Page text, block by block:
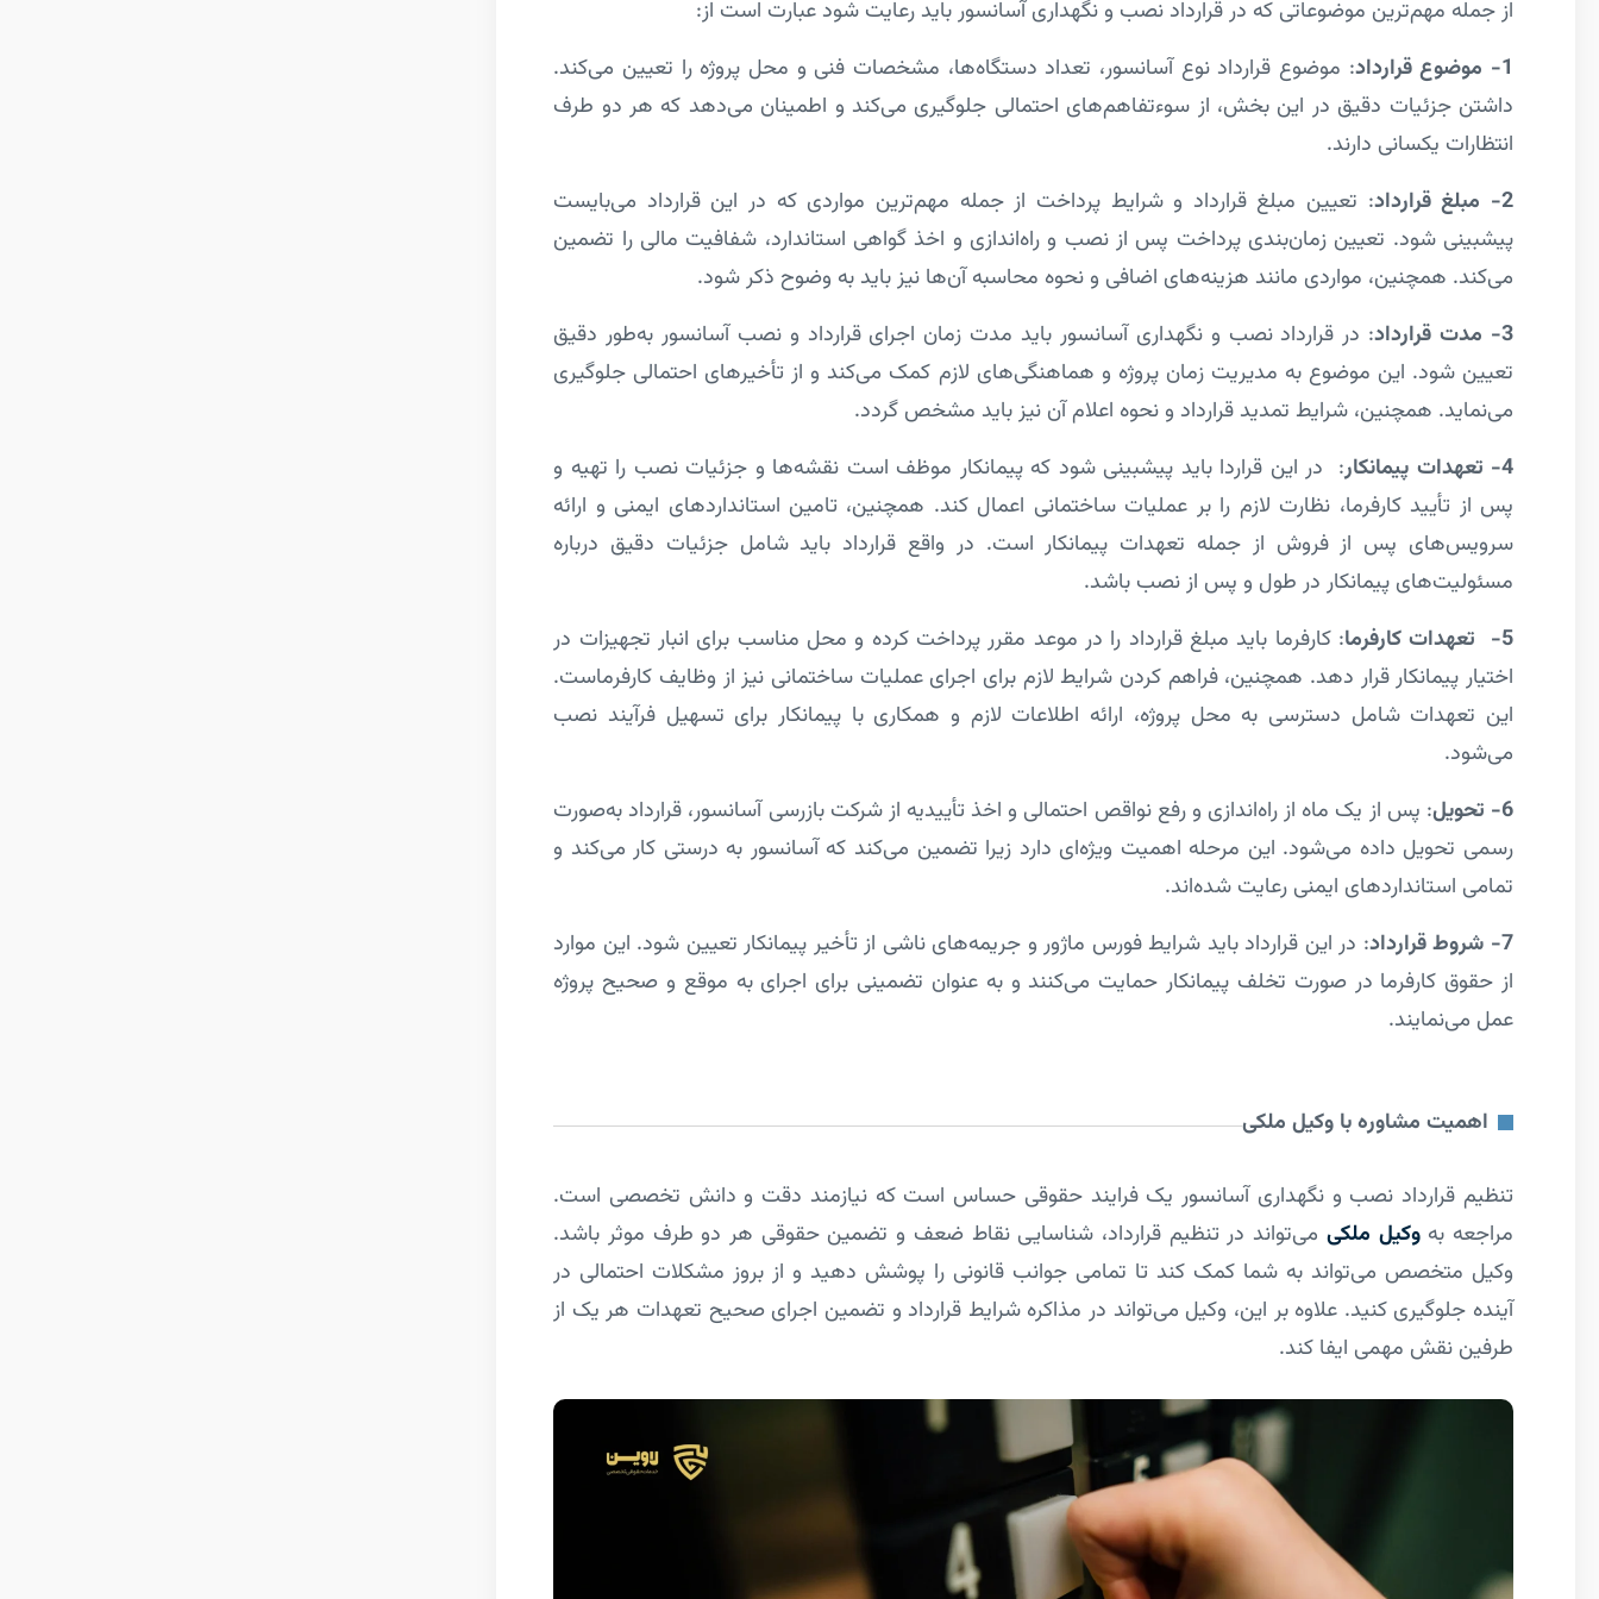
از جمله مهم‌ترین موضوعاتی که در قرارداد نصب و نگهداری آسانسور باید رعایت شود عبارت است از:
1- موضوع قرارداد
: موضوع قرارداد نوع آسانسور، تعداد دستگاه‌ها، مشخصات فنی و محل پروژه را تعیین می‌کند.
داشتن جزئیات دقیق در این بخش، از سوءتفاهم‌های احتمالی جلوگیری می‌کند و اطمینان می‌دهد که هر دو طرف
انتظارات یکسانی دارند.
2- مبلغ قرارداد
: تعیین مبلغ قرارداد و شرایط پرداخت از جمله مهم‌ترین مواردی که در این قرارداد می‌بایست
پیشبینی شود. تعیین زمان‌بندی پرداخت پس از نصب و راه‌اندازی و اخذ گواهی استاندارد، شفافیت مالی را تضمین
می‌کند. همچنین، مواردی مانند هزینه‌های اضافی و نحوه محاسبه آن‌ها نیز باید به وضوح ذکر شود.
3- مدت قرارداد
: در قرارداد نصب و نگهداری آسانسور باید مدت زمان اجرای قرارداد و نصب آسانسور به‌طور دقیق
تعیین شود. این موضوع به مدیریت زمان پروژه و هماهنگی‌های لازم کمک می‌کند و از تأخیرهای احتمالی جلوگیری
می‌نماید. همچنین، شرایط تمدید قرارداد و نحوه اعلام آن نیز باید مشخص گردد.
4- تعهدات پیمانکار
: در این قراردا باید پیشبینی شود که پیمانکار موظف است نقشه‌ها و جزئیات نصب را تهیه و
پس از تأیید کارفرما، نظارت لازم را بر عملیات ساختمانی اعمال کند. همچنین، تامین استانداردهای ایمنی و ارائه
سرویس‌های پس از فروش از جمله تعهدات پیمانکار است. در واقع قرارداد باید شامل جزئیات دقیق درباره
مسئولیت‌های پیمانکار در طول و پس از نصب باشد.
5- تعهدات کارفرما
: کارفرما باید مبلغ قرارداد را در موعد مقرر پرداخت کرده و محل مناسب برای انبار تجهیزات در
اختیار پیمانکار قرار دهد. همچنین، فراهم کردن شرایط لازم برای اجرای عملیات ساختمانی نیز از وظایف کارفرماست.
این تعهدات شامل دسترسی به محل پروژه، ارائه اطلاعات لازم و همکاری با پیمانکار برای تسهیل فرآیند نصب
می‌شود.
6- تحویل
: پس از یک ماه از راه‌اندازی و رفع نواقص احتمالی و اخذ تأییدیه از شرکت بازرسی آسانسور، قرارداد به‌صورت
رسمی تحویل داده می‌شود. این مرحله اهمیت ویژه‌ای دارد زیرا تضمین می‌کند که آسانسور به درستی کار می‌کند و
تمامی استانداردهای ایمنی رعایت شده‌اند.
7- شروط قرارداد
: در این قرارداد باید شرایط فورس ماژور و جریمه‌های ناشی از تأخیر پیمانکار تعیین شود. این موارد
از حقوق کارفرما در صورت تخلف پیمانکار حمایت می‌کنند و به عنوان تضمینی برای اجرای به موقع و صحیح پروژه
عمل می‌نمایند.
اهمیت مشاوره با وکیل ملکی
تنظیم قرارداد نصب و نگهداری آسانسور یک فرایند حقوقی حساس است که نیازمند دقت و دانش تخصصی است.
مراجعه بهوکیل ملکی می‌تواند در تنظیم قرارداد، شناسایی نقاط ضعف و تضمین حقوقی هر دو طرف موثر باشد.
وکیل متخصص می‌تواند به شما کمک کند تا تمامی جوانب قانونی را پوشش دهید و از بروز مشکلات احتمالی در
آینده جلوگیری کنید. علاوه بر این، وکیل می‌تواند در مذاکره شرایط قرارداد و تضمین اجرای صحیح تعهدات هر یک از
طرفین نقش مهمی ایفا کند.